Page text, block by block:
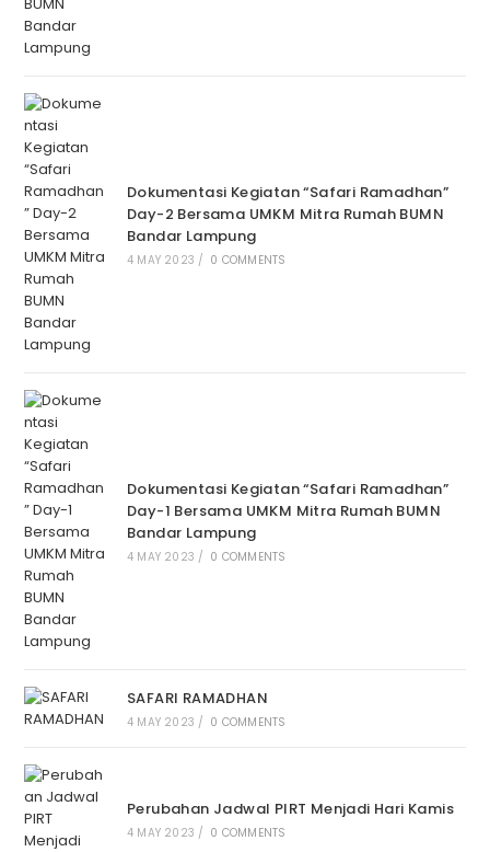
Dokumentasi Kegiatan “Safari Ramadhan”
Day-2 Bersama UMKM Mitra Rumah BUMN
Bandar Lampung
4 MAY 2023 / 0 COMMENTS
Dokumentasi Kegiatan “Safari Ramadhan”
Day-1 Bersama UMKM Mitra Rumah BUMN
Bandar Lampung
4 MAY 2023 / 0 COMMENTS
SAFARI RAMADHAN
4 MAY 2023 / 0 COMMENTS
Perubahan Jadwal PIRT Menjadi Hari Kamis
4 MAY 2023 / 0 COMMENTS